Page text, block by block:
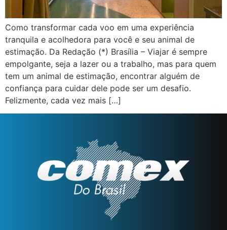
Como transformar cada voo em uma experiência
tranquila e acolhedora para você e seu animal de
estimação. Da Redação (*) Brasília – Viajar é sempre
empolgante, seja a lazer ou a trabalho, mas para quem
tem um animal de estimação, encontrar alguém de
confiança para cuidar dele pode ser um desafio.
Felizmente, cada vez mais […]